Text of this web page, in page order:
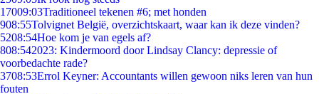
17009:03Traditioneel tekenen #6; met honden
908:55Tolvignet België, overzichtskaart, waar kan ik deze vinden?
5208:54Hoe kom je van egels af?
808:542023: Kindermoord door Lindsay Clancy: depressie of
voorbedachte rade?
3708:53Errol Keyner: Accountants willen gewoon niks leren van hun
fouten